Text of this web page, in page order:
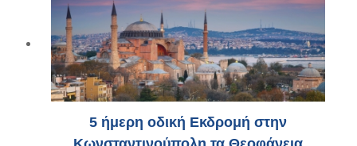
5 ήμερη οδική Εκδρομή στην